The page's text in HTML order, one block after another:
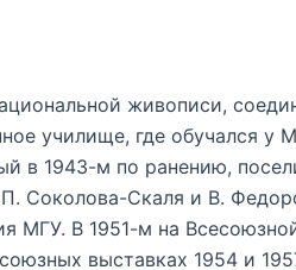
живописи,
училище, где обучался у
в 1943-м по ранению,
Соколова-Скаля и В.
МГУ. В 1951-м на
выставках 1954 и